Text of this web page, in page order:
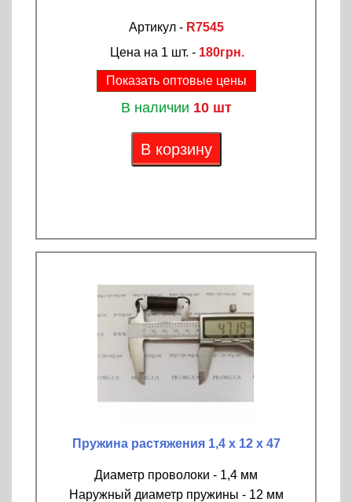
Артикул - R7545
Цена на 1 шт. - 180грн.
Показать оптовые цены
В наличии 10 шт
В корзину
Пружина растяжения 1,4 х 12 х 47
Диаметр проволоки - 1,4 мм
Наружный диаметр пружины - 12 мм